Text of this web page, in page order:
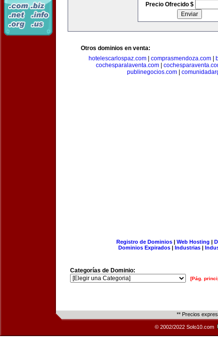
Precio Ofrecido $
Otros dominios en venta:
hotelescarlospaz.com| comprasmendoza.com|
cochesparalaventa.com
publinegocios.com|
Registro de Dominios| Web Hosting |
Dominios Expirados | Industrias |
Categorías de Dominio:
[Pág.
** Precios
© 2002/2022 Solo10.com